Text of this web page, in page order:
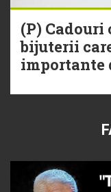
(P) Cadouri
bijuterii
importante